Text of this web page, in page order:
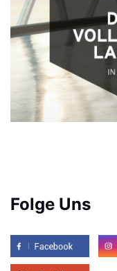
Folge Uns